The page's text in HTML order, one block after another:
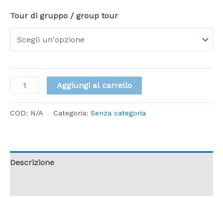
Tour di gruppo / group tour
Aggiungi al carrello
COD: N/A Categoria: Senza categoria
Descrizione